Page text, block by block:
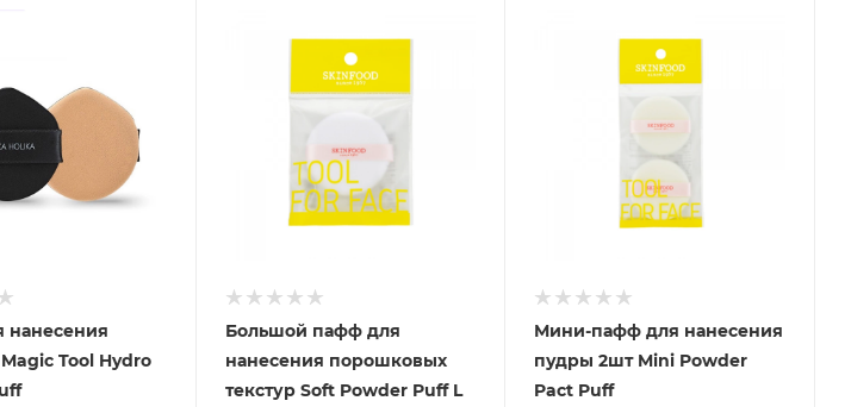
нанесения
Tool Hydro
Большой пафф для
нанесения порошковых
текстур Soft Powder Puff L
Мини-пафф для нанесения
пудры 2шт Mini Powder
Pact Puff